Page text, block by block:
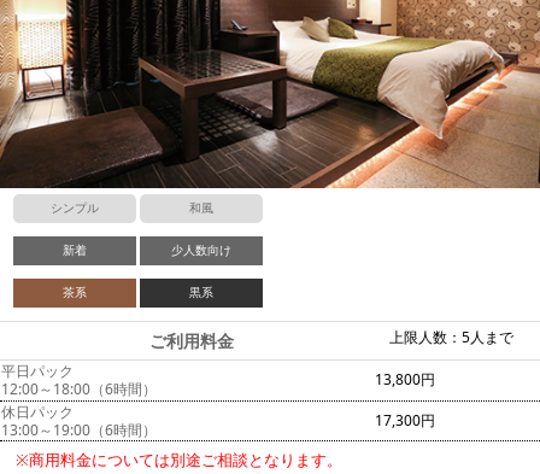
シンプル 和風
新着 少人数向け
茶系 黒系
上限人数：5人まで
ご利用料金
平日パック
12:00～18:00（6時間）
13,800円
休日パック
13:00～19:00（6時間）
17,300円
※商用料金については別途ご相談となります。